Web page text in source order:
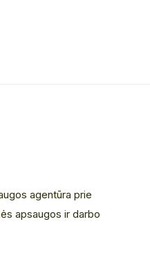
agentūra prie
apsaugos ir darbo